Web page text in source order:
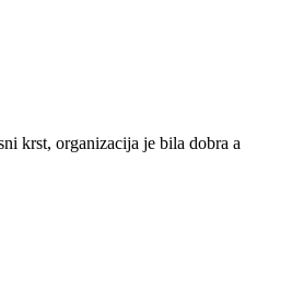
krst, organizacija je bila dobra a